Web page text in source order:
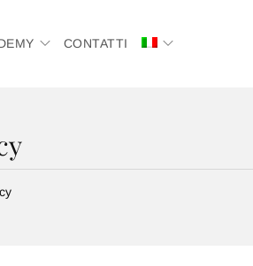
CONTATTI